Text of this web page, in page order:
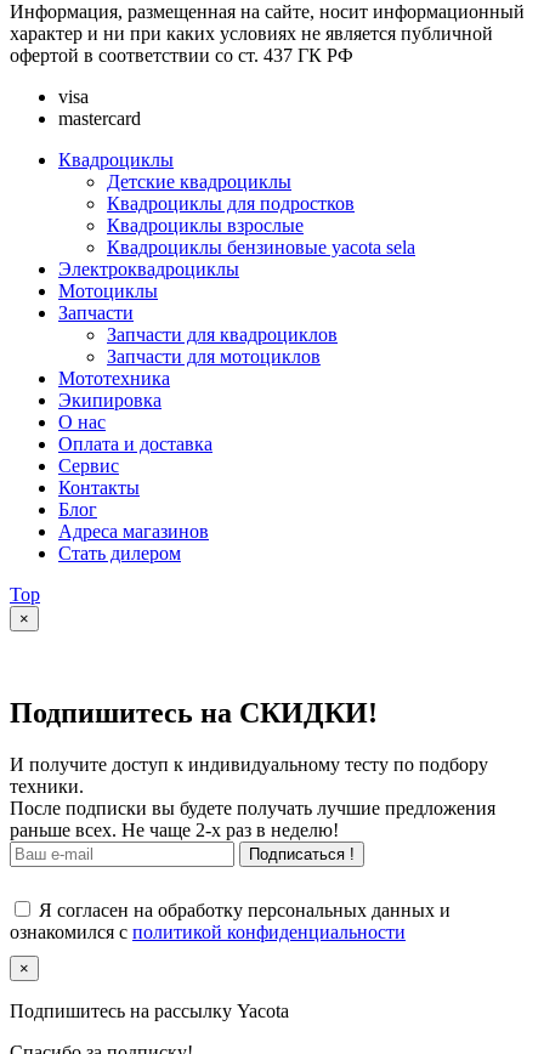
Информация, размещенная на сайте, носит информационный
характер и ни при каких условиях не является публичной
офертой в соответствии со ст. 437 ГК РФ
visa
mastercard
Квадроциклы
Детские квадроциклы
Квадроциклы для подростков
Квадроциклы взрослые
Квадроциклы бензиновые yacota sela
Электроквадроциклы
Мотоциклы
Запчасти
Запчасти для квадроциклов
Запчасти для мотоциклов
Мототехника
Экипировка
О нас
Оплата и доставка
Сервис
Контакты
Блог
Адреса магазинов
Стать дилером
Top
×
Подпишитесь на СКИДКИ!
И получите доступ к индивидуальному тесту по подбору
техники.
После подписки вы будете получать лучшие предложения
раньше всех. Не чаще 2-х раз в неделю!
Подписаться !
Я согласен на обработку персональных данных и
ознакомился с политикой конфиденциальности
×
Подпишитесь на рассылку Yacota